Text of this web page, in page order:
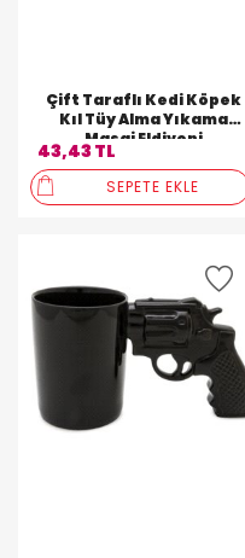
Çift Taraflı Kedi Köpek
Kıl Tüy Alma Yıkama
Masaj Eldiveni
43,43 TL
SEPETE EKLE